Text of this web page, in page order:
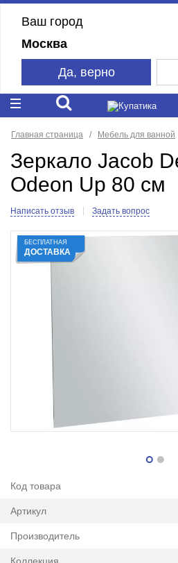
Ваш город
Москва
Да, верно
Главная страница Мебель для ванной
Зеркало Jacob
Odeon Up 80 см
Написать отзыв Задать вопрос
БЕСПЛАТНАЯ
ДОСТАВКА
Код товара
Артикул
Производитель